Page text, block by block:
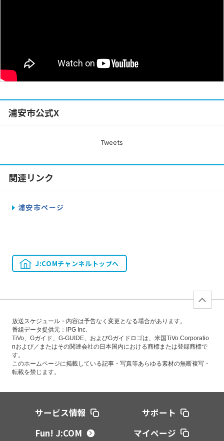
浦安市公式X
Tweets
関連リンク
浦安市ページ
J:COMチャンネルトップへ
放送スケジュール・内容は予告なく変更となる場合があります。
番組データ提供元：IPG Inc.
TiVo、Gガイド、G-GUIDE、およびGガイドロゴは、米国TiVo Corporatio
nおよび／またはその関連会社の日本国内における商標または登録商標で
す。
このホームページに掲載している記事・写真等あらゆる素材の無断複写・
転載を禁じます。
サービス情報
サポート
Fun! J:COM
マイページ